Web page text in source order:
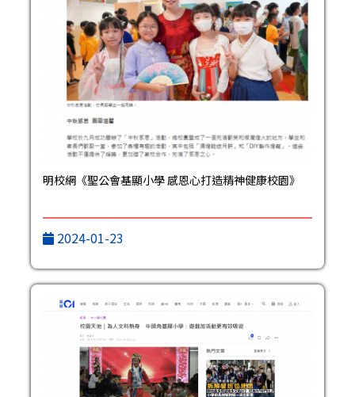
明校網《聖公會基顯小學 感恩心打造精神健康校園》
2024-01-23